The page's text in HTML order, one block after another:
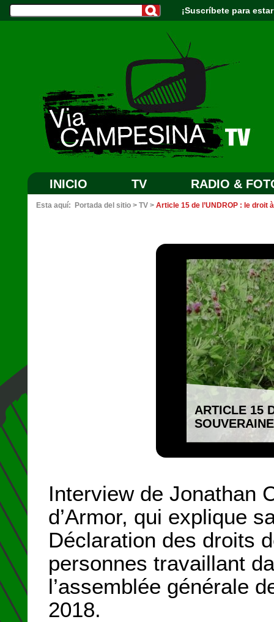
¡Suscríbete para
INICIO TV RADIO &
Esta aquí: Portada del sitio > TV > Article 15 de l’UNDROP : le droit
ARTICLE 15
Interview de Jonathan
d’Armor, qui explique
Déclaration des droits
personnes travaillant
l’assemblée générale
2018.